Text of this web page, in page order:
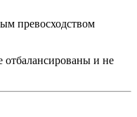
превосходством
отбалансированы и не